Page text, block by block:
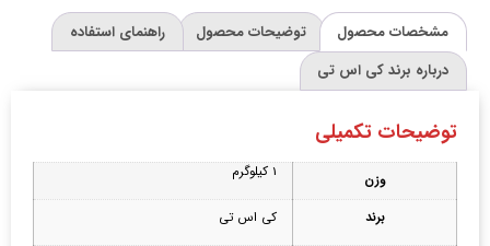
مشخصات محصول توضیحات محصول
راهنمای استفاده
درباره برند کی اس تی
توضیحات تکمیلی
وزن 1 کیلوگرم
برند کی اس تی